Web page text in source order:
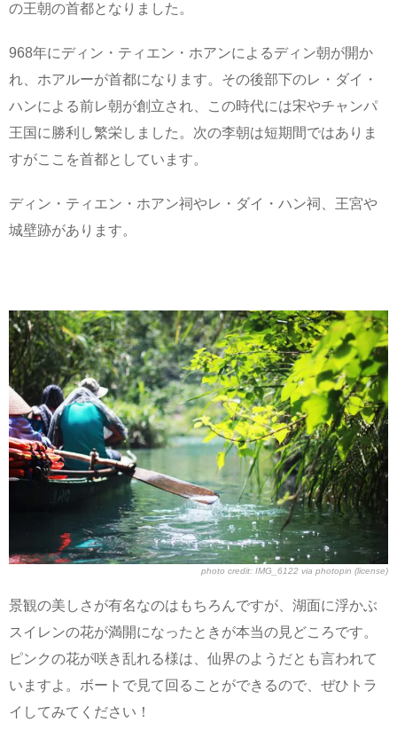
の王朝の首都となりました。
968年にディン・ティエン・ホアンによるディン朝が開か
れ、ホアルーが首都になります。その後部下のレ・ダイ・
ハンによる前レ朝が創立され、この時代には宋やチャンパ
王国に勝利し繁栄しました。次の李朝は短期間ではありま
すがここを首都としています。
ディン・ティエン・ホアン祠やレ・ダイ・ハン祠、王宮や
城壁跡があります。
photo credit: IMG_6122 via photopin (license)
景観の美しさが有名なのはもちろんですが、湖面に浮かぶ
スイレンの花が満開になったときが本当の見どころです。
ピンクの花が咲き乱れる様は、仙界のようだとも言われて
いますよ。ボートで見て回ることができるので、ぜひトラ
イしてみてください！